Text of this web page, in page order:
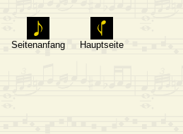
Seitenanfang Hauptseite